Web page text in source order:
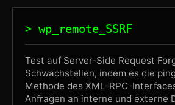
> wp_remote_SSRF
Test auf Server-Side Request
Schwachstellen, indem es die
Methode des XML-RPC-
Anfragen an interne und externe